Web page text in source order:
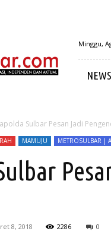
Minggu,
NEWS
Sulbar Pesan Jadi
MAMUJU METROSULBAR |
8, 2018 2286 0